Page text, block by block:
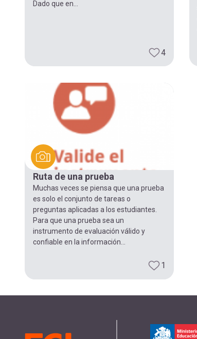
Dado que en...
4
Ruta de una prueba
Muchas veces se piensa que una prueba
es solo el conjunto de tareas o
preguntas aplicadas a los estudiantes.
Para que una prueba sea un
instrumento de evaluación válido y
confiable en la información...
1